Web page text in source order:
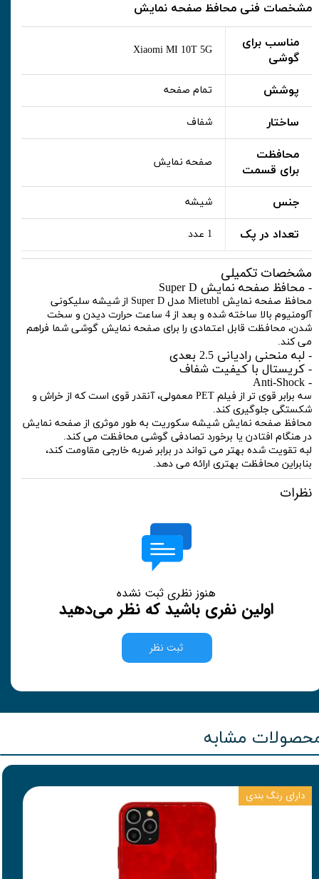
مشخصات فنی محافظ صفحه نمایش
مناسب برای
گوشی
Xiaomi MI 10T 5G
پوشش تمام صفحه
ساختار شفاف
محافظت
برای قسمت
صفحه نمایش
جنس شیشه
تعداد در پک 1 عدد
مشخصات تکمیلی
- محافظ صفحه نمایش Super D
محافظ صفحه نمایش Mietubl مدل Super D از شیشه سلیکونی
آلومنیوم بالا ساخته شده و بعد از 4 ساعت حرارت دیدن و سخت
شدن، محافظت قابل اعتمادی را برای صفحه نمایش گوشی شما فراهم
می کند.
- لبه منحنی رادیانی 2.5 بعدی
- کریستال با کیفیت شفاف
- Anti-Shock
سه برابر قوی تر از فیلم PET معمولی، آنقدر قوی است که از خراش و
شکستگی جلوگیری کند.
محافظ صفحه نمایش شیشه سکوریت به طور موثری از صفحه نمایش
در هنگام افتادن یا برخورد تصادفی گوشی محافظت می کند.
لبه تقویت شده بهتر می تواند در برابر ضربه خارجی مقاومت کند،
بنابراین محافظت بهتری ارائه می دهد.
نظرات
هنوز نظری ثبت نشده
اولین نفری باشید که نظر می‌دهید
ثبت نظر
مشابه
دارای رنگ بندی